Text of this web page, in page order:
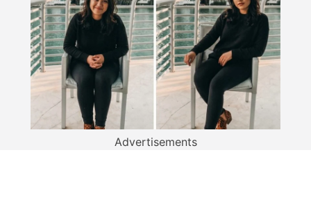
Advertisements